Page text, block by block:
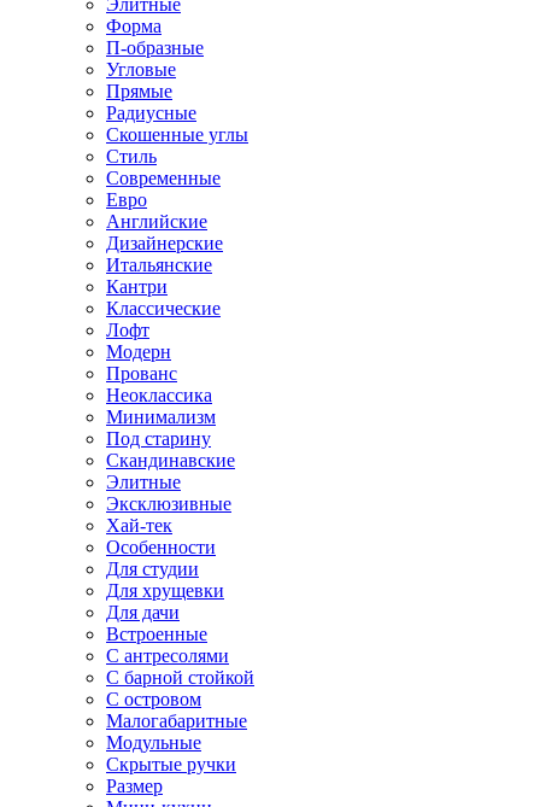
Элитные
Форма
П-образные
Угловые
Прямые
Радиусные
Скошенные углы
Стиль
Современные
Евро
Английские
Дизайнерские
Итальянские
Кантри
Классические
Лофт
Модерн
Прованс
Неоклассика
Минимализм
Под старину
Скандинавские
Элитные
Эксклюзивные
Хай-тек
Особенности
Для студии
Для хрущевки
Для дачи
Встроенные
С антресолями
С барной стойкой
С островом
Малогабаритные
Модульные
Скрытые ручки
Размер